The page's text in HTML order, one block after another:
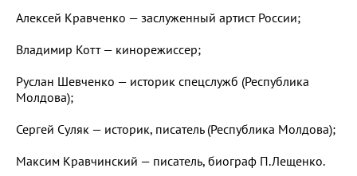
Алексей Кравченко — заслуженный артист России;
Владимир Котт — кинорежиссер;
Руслан Шевченко — историк спецслужб (Республика
Молдова);
Сергей Суляк — историк, писатель (Республика Молдова);
Максим Кравчинский — писатель, биограф П.Лещенко.